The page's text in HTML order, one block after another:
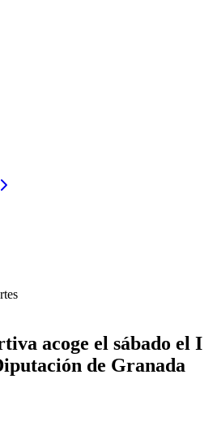
acoge el sábado el I
de Granada